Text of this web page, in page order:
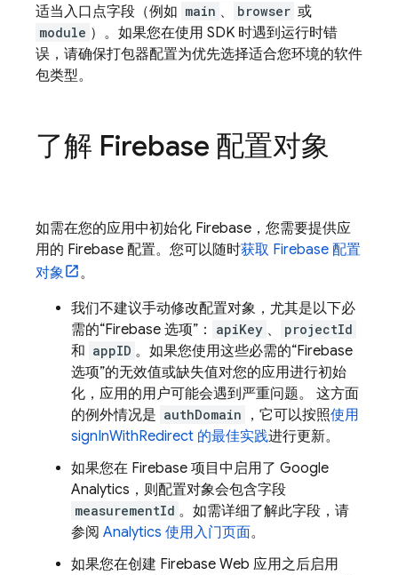
适当入口点字段（例如 main 、 browser 或
module ）。如果您在使用 SDK 时遇到运行时错
误，请确保打包器配置为优先选择适合您环境的软件
包类型。
了解 Firebase 配置对象
如需在您的应用中初始化 Firebase，您需要提供应
用的 Firebase 配置。您可以随时获取 Firebase 配置
对象
。
我们不建议手动修改配置对象，尤其是以下必
需的“Firebase 选项”：
apiKey 、 projectId
和 appID 。如果您使用这些必需的“Firebase
选项”的无效值或缺失值对您的应用进行初始
化，应用的用户可能会遇到严重问题。 这方面
的例外情况是 authDomain ，它可以按照使用
signInWithRedirect 的最佳实践进行更新。
如果您在 Firebase 项目中启用了 Google
Analytics ，则配置对象会包含字段
measurementId 。如需详细了解此字段，请
参阅 Analytics 使用入门页面。
如果您在创建 Firebase Web 应用之后启用